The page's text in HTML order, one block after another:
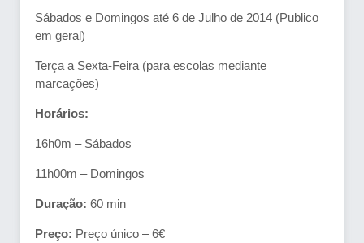
Sábados e Domingos até 6 de Julho de 2014 (Publico
em geral)
Terça a Sexta-Feira (para escolas mediante
marcações)
Horários:
16h0m – Sábados
11h00m – Domingos
Duração: 60 min
Preço: Preço único – 6€